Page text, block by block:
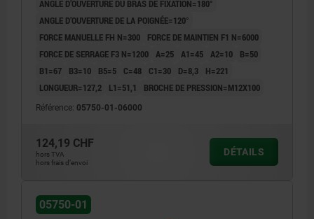
ANGLE D’OUVERTURE DU BRAS DE FIXATION=180°
ANGLE D’OUVERTURE DE LA POIGNÉE=120°
FORCE MANUELLE FH N=300
FORCE DE MAINTIEN F1 N=6000
FORCE DE SERRAGE F3 N=1200 A=25 A1=45 A2=10
B=50
B1=67
B3=10 B5=5 C=48 C1=30 D=8,3
H=221
LONGUEUR=127,2
L1=51,1 BROCHE DE PRESSION=M12X100
Référence: 05750-01-06000
124,19 CHF
hors TVA
hors frais d’envoi
DÉTAILS
05750-01